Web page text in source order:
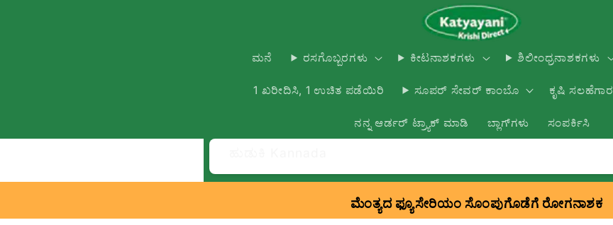
ಮನೆ ರಸಗೊಬ್ಬರಗಳು ಕೀಟನಾಶಕಗಳು ಶಿಲೀಂಧ್ರನಾಶಕಗಳು
1 ಖರೀದಿಸಿ, 1 ಉಚಿತ ಪಡೆಯಿರಿ ಸೂಪರ್ ಸೇವರ್ ಕಾಂಬೊ ಕೃಷಿ ಸಲಹೆಗಾರ
ನನ್ನ ಆರ್ಡರ್ ಟ್ರ್ಯಾಕ್ ಮಾಡಿ ಬ್ಲಾಗ್‌ಗಳು ಸಂಪರ್ಕಿಸಿ
ಮೆಂತ್ಯದ ಫ್ಯೂಸೇರಿಯಂ ಸೊಂಪುಗೊಡೆಗೆ ರೋಗನಾಶಕ